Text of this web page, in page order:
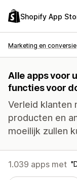
Shopify App
Marketing en conversie
Alle apps voor
functies voor
Verleid klanten
producten en
moeilijk zullen
1.039 apps met